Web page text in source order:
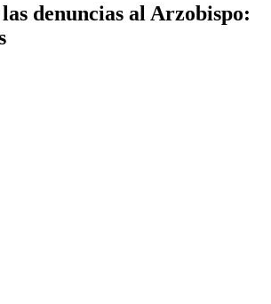
denuncias al Arzobispo: